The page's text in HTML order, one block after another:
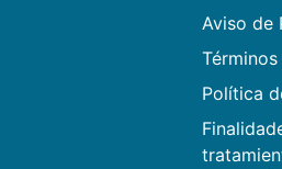
Aviso de
Política